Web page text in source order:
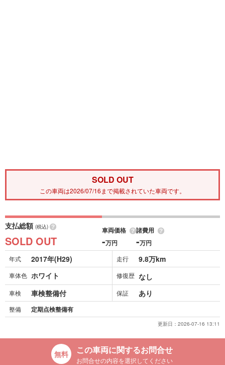
SOLD OUT
この車両は2026/07/16まで掲載されていた車両です。
支払総額 (税込)
SOLD OUT
車両価格
-万円
諸費用
-万円
年式 2017年(H29) 走行 9.8万km
車体色 ホワイト 修復歴 なし
車検 車検整備付 保証 あり
整備 定期点検整備有
更新日： 2026-07-16 13:11
この車両に関するお問合せ
お問合せの内容を選択してください